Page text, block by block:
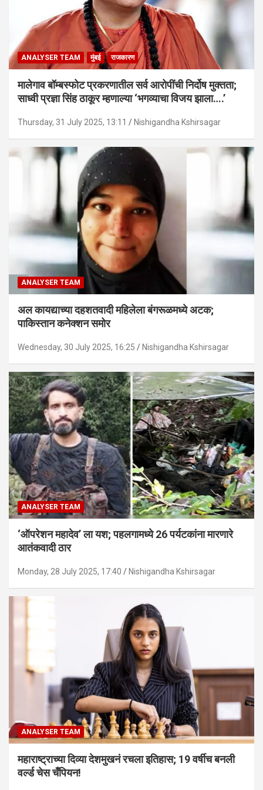
ANALYSER TEAM मुंबई राजकारण
मालेगाव बॉम्बस्फोट प्रकरणातील सर्व आरोपींची निर्दोष मुक्तता;
साध्वी प्रज्ञा सिंह ठाकूर म्हणाल्या ‘भगव्याचा विजय झाला….’
Thursday, 31 July 2025, 13:11 Nishigandha Kshirsagar
ANALYSER TEAM
अल कायद्याच्या दहशतवादी महिलेला बंगरूळमध्ये अटक;
पाकिस्तान कनेक्शन समोर
Wednesday, 30 July 2025, 16:25 Nishigandha Kshirsagar
ANALYSER TEAM
‘ऑपरेशन महादेव’ ला यश; पहलगामध्ये 26 पर्यटकांना मारणारे
आतंकवादी ठार
Monday, 28 July 2025, 17:40 Nishigandha Kshirsagar
ANALYSER TEAM
महाराष्ट्राच्या दिव्या देशमुखनं रचला इतिहास; 19 वर्षीच बनली
वर्ल्ड चेस चँपियन!